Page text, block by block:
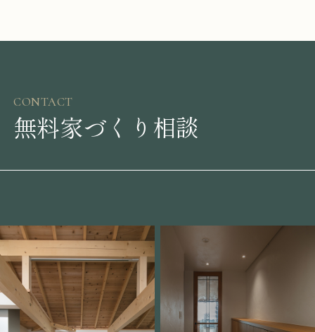
CONTACT
無料家づくり相談